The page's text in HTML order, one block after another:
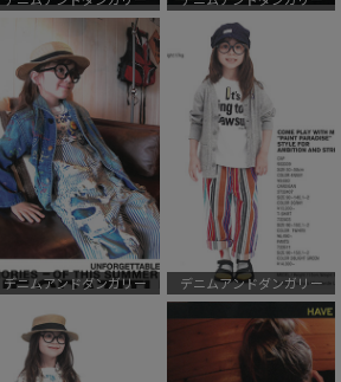
デニムアンドダンガリー デニムアンドダンガリー